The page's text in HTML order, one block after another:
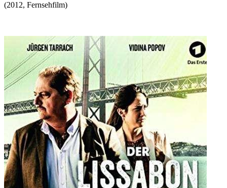
(2012, Fernsehfilm)